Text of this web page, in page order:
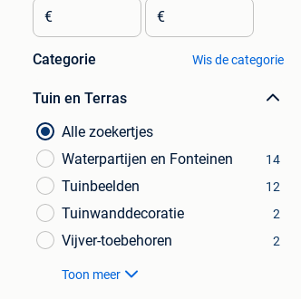
€ €
Categorie Wis de categorie
Tuin en Terras
Alle zoekertjes
Waterpartijen en Fonteinen
14
Tuinbeelden 12
Tuinwanddecoratie 2
Vijver-toebehoren 2
Toon meer